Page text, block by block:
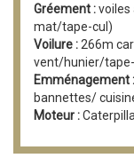
Gréement :
mat/tape-cul)
Voilure : 266m
vent/hunier/
Emménagement :
bannettes/
Moteur :